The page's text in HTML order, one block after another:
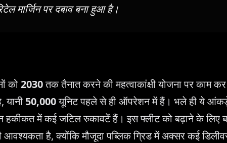
मार्जिन पर दबाव बना हुआ है।
को2030तक तैनात करने की महत्वाकांक्षी योजना पर काम कर
50,000यूनिट पहले से ही ऑपरेशन में हैं। भले ही ये
हकीकत में कई जटिल रुकावटें हैं। इस फ्लीट को बढ़ाने के लिए
है, क्योंकि मौजूदा पब्लिक ग्रिड में अक्सर कई